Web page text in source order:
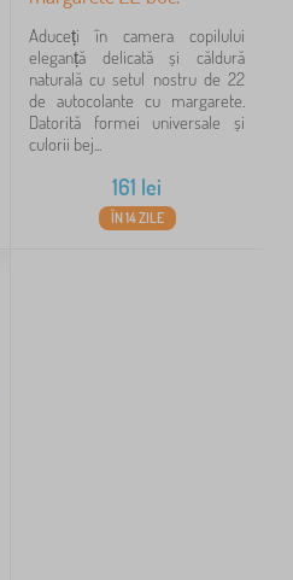
Aduceți în camera copilului
eleganță delicată și căldură
naturală cu setul nostru de 22
de autocolante cu margarete.
Datorită formei universale și
culorii bej...
161 lei
ÎN 14 ZILE